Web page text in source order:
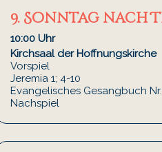
9. Sonntag nach
10:00 Uhr
Kirchsaal der Hoffnungskirche
Vorspiel
Jeremia 1; 4-10
Evangelisches Gesangbuch
Nachspiel